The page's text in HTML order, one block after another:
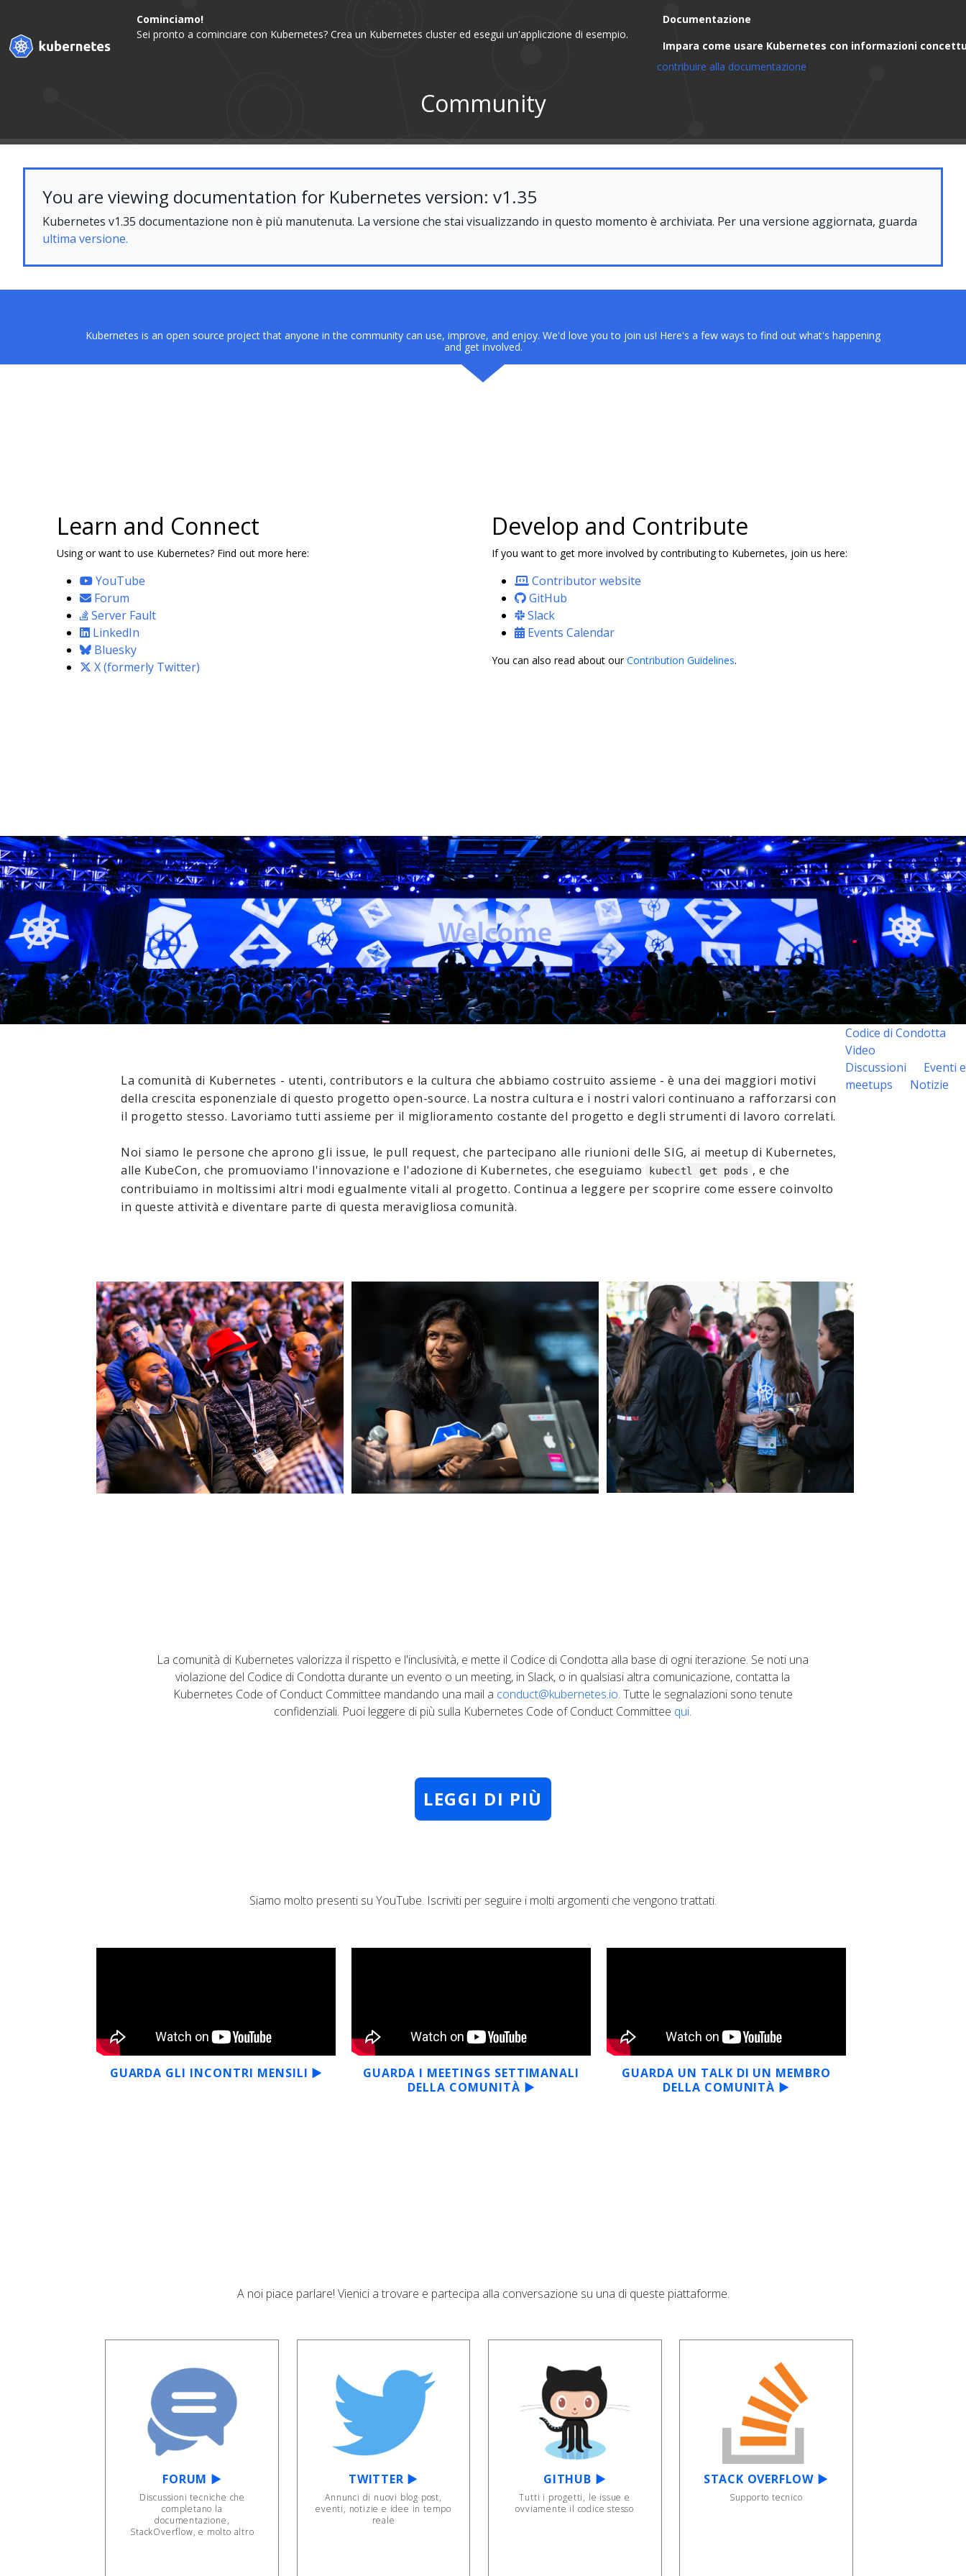
Cominciamo!
Sei pronto a cominciare con Kubernetes? Crea un Kubernetes cluster ed esegui un'appliczione di esempio.
Documentazione
Impara come usare Kubernetes con informazioni
contribuire alla documentazione
Community
You are viewing documentation for Kubernetes version: v1.35
Kubernetes v1.35 documentazione non è più manutenuta. La versione che stai visualizzando in questo momento è archiviata. Per una versione aggiornata, guarda
ultima versione.
Kubernetes is an open source project that anyone in the community can use, improve, and enjoy. We'd love you to join us! Here's a few ways to find out what's happening
and get involved.
Learn and Connect
Using or want to use Kubernetes? Find out more here:
YouTube
Forum
Server Fault
LinkedIn
Bluesky
X (formerly Twitter)
Develop and Contribute
If you want to get more involved by contributing to Kubernetes, join us here:
Contributor website
GitHub
Slack
Events Calendar
You can also read about ourContribution Guidelines.
La comunità di Kubernetes - utenti, contributors e la cultura che abbiamo costruito assieme - è una dei maggiori motivi
della crescita esponenziale di questo progetto open-source. La nostra cultura e i nostri valori continuano a rafforzarsi con
il progetto stesso. Lavoriamo tutti assieme per il miglioramento costante del progetto e degli strumenti di lavoro correlati.
Noi siamo le persone che aprono gli issue, le pull request, che partecipano alle riunioni delle SIG, ai meetup di Kubernetes,
alle KubeCon, che promuoviamo l'innovazione e l'adozione di Kubernetes, che eseguiamo
kubectl get pods , e che
contribuiamo in moltissimi altri modi egualmente vitali al progetto. Continua a leggere per scoprire come essere coinvolto
in queste attività e diventare parte di questa meravigliosa comunità.
Codice di Condotta
Video
Discussioni
Eventi e
meetups
Notizie
La comunità di Kubernetes valorizza il rispetto e l'inclusività, e mette il Codice di Condotta alla base di ogni iterazione. Se noti una
violazione del Codice di Condotta durante un evento o un meeting, in Slack, o in qualsiasi altra comunicazione, contatta la
Kubernetes Code of Conduct Committee mandando una mail a conduct@kubernetes.io. Tutte le segnalazioni sono tenute
confidenziali. Puoi leggere di più sulla Kubernetes Code of Conduct Committee qui.
LEGGI DI PIÙ
Siamo molto presenti su YouTube. Iscriviti per seguire i molti argomenti che vengono trattati.
GUARDA GLI INCONTRI MENSILI ▶
GUARDA I MEETINGS SETTIMANALI
DELLA COMUNITÀ ▶
GUARDA UN TALK DI UN MEMBRO
DELLA COMUNITÀ ▶
A noi piace parlare! Vienici a trovare e partecipa alla conversazione su una di queste piattaforme.
FORUM ▶
Discussioni tecniche che
completano la
documentazione,
StackOverflow, e molto altro
TWITTER ▶
Annunci di nuovi blog post,
eventi, notizie e idee in tempo
reale
GITHUB ▶
Tutti i progetti, le issue e
ovviamente il codice stesso
STACK OVERFLOW ▶
Supporto tecnico